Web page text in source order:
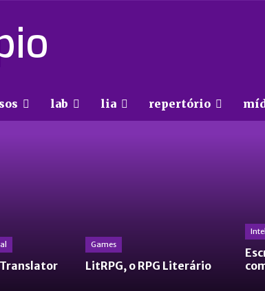
lab lia repertório
Games
LitRPG, o RPG Literário